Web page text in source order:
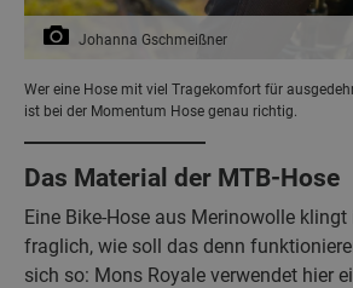
Johanna Gschmeißner
Wer eine Hose mit viel Tragekomfort für
ist bei der Momentum Hose genau richtig.
Das Material der MTB-Hose
Eine Bike-Hose aus Merinowolle
fraglich, wie soll das denn
sich so: Mons Royale verwendet hier